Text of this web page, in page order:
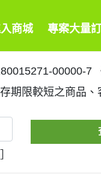
商城 專案大量
00000-7
期限較短之商品